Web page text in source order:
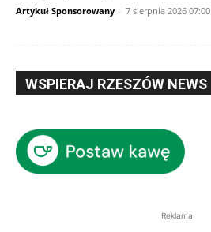
Artykuł Sponsorowany - 7 sierpnia 2026 07:00
WSPIERAJ RZESZÓW NEWS
Reklama